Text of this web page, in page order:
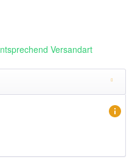
Versandart